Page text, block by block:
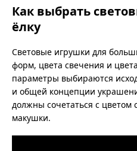
Как выбрать
ёлку
Световые игрушки для
форм, цвета свечения и
параметры выбираются
и общей концепции
должны сочетаться с цветом
макушки.